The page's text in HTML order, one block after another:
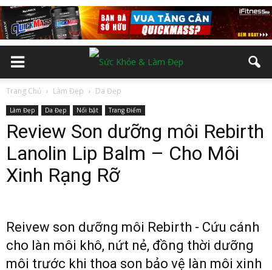
Trang Chủ Làm Đẹp Da Đẹp
Làm Đẹp Da Đẹp Nổi bật Trang Điểm
Review Son dưỡng môi Rebirth
Lanolin Lip Balm – Cho Môi
Xinh Rạng Rỡ
Reivew son dưỡng môi Rebirth - Cứu cánh
cho làn môi khô, nứt nẻ, đồng thời dưỡng
môi trước khi thoa son bảo vệ làn môi xinh